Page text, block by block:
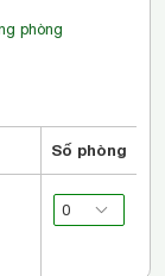
phòng
Số phòng